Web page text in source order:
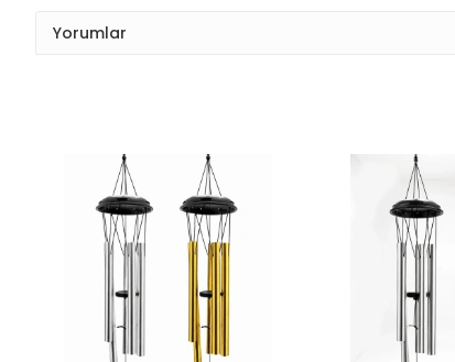
Yorumlar